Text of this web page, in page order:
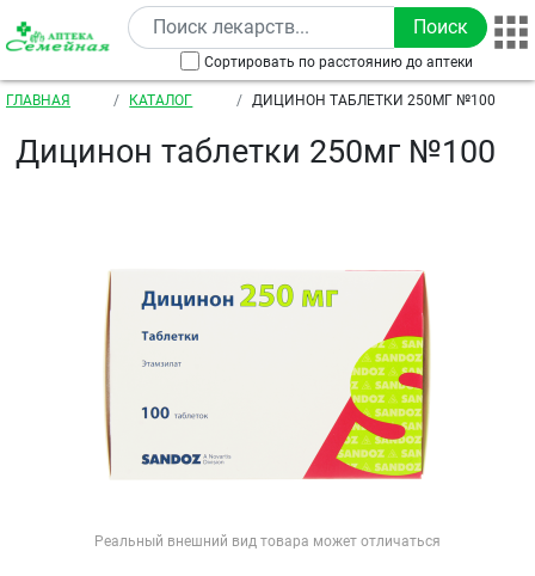
Перейти к основному содержанию
Сортировать по расстоянию до аптеки
Строка навигации
ГЛАВНАЯ КАТАЛОГ ДИЦИНОН ТАБЛЕТКИ 250МГ №100
Дицинон таблетки 250мг №100
Реальный внешний вид товара может отличаться